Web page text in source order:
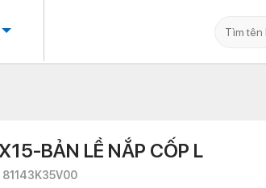
BẢN LỀ NẮP CỐP L
81143K35V00